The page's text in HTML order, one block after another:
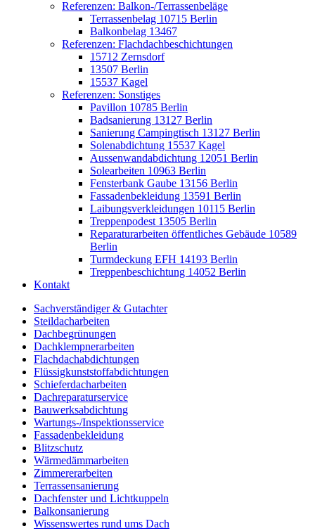
Referenzen: Balkon-/Terrassenbeläge
Terrassenbelag 10715 Berlin
Balkonbelag 13467
Referenzen: Flachdachbeschichtungen
15712 Zernsdorf
13507 Berlin
15537 Kagel
Referenzen: Sonstiges
Pavillon 10785 Berlin
Badsanierung 13127 Berlin
Sanierung Campingtisch 13127 Berlin
Solenabdichtung 15537 Kagel
Aussenwandabdichtung 12051 Berlin
Solearbeiten 10963 Berlin
Fensterbank Gaube 13156 Berlin
Fassadenbekleidung 13591 Berlin
Laibungsverkleidungen 10115 Berlin
Treppenpodest 13505 Berlin
Reparaturarbeiten öffentliches Gebäude 10589
Berlin
Turmdeckung EFH 14193 Berlin
Treppenbeschichtung 14052 Berlin
Kontakt
Sachverständiger & Gutachter
Steildacharbeiten
Dachbegrünungen
Dachklempnerarbeiten
Flachdachabdichtungen
Flüssigkunststoffabdichtungen
Schieferdacharbeiten
Dachreparaturservice
Bauwerksabdichtung
Wartungs-/Inspektionsservice
Fassadenbekleidung
Blitzschutz
Wärmedämmarbeiten
Zimmererarbeiten
Terrassensanierung
Dachfenster und Lichtkuppeln
Balkonsanierung
Wissenswertes rund ums Dach